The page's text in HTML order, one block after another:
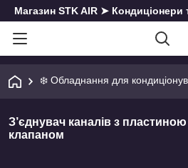
Магазин STK AIR ➤
❄️ Обладнання для
З’єднувач каналів з
клапаном